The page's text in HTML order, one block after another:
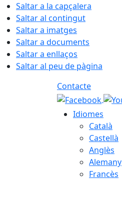
Saltar a la capçalera
Saltar al contingut
Saltar a imatges
Saltar a documents
Saltar a enllaços
Saltar al peu de pàgina
Contacte
Idiomes
Català
Castellà
Anglès
Alemany
Francès